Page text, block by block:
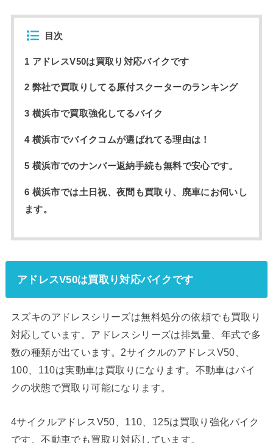
目次
1 アドレスV50は買取り対応バイクです
2 弊社で買取りしてる原付スクーターのランキング
3 横浜市で買取強化してるバイク
4 横浜市でバイクコムが選ばれてる理由は！
5 横浜市でのナンバー返納手続も無料で安心です。
6 横浜市では土日祝、夜間も買取り、廃車にお伺いし
ます。
アドレスV50は買取り対応バイクです
スズキのアドレスシリーズは無料処分の依頼でも買取り
対応しています。アドレスシリーズは排気量、年式で多
数の種類が出ています。2サイクルのアドレスV50、
100、110は実動車は買取りになります。不動車はバイ
クの状態で買取り可能になります。
4サイクルアドレスV50、110、125は買取り強化バイク
です。不動車でも買取り対応しています。